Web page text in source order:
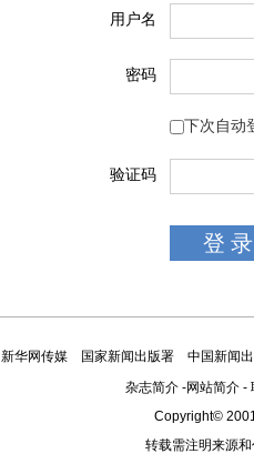
用户名
密码
下次自动
验证码
新华网传媒 国家新闻出版署
中国新闻
杂志简介 -网站简介 -
Copyright©
转载需注明来源